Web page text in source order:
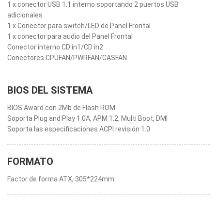
1 x conector USB 1.1 interno soportando 2 puertos USB
adicionales
1 x Conector para switch/LED de Panel Frontal
1 x conector para audio del Panel Frontal
Conector interno CD in1/CD in2
Conectores CPUFAN/PWRFAN/CASFAN
BIOS DEL SISTEMA
BIOS Award con 2Mb de Flash ROM
Soporta Plug and Play 1.0A, APM 1.2, Multi Boot, DMI
Soporta las especificaciones ACPI revisión 1.0
FORMATO
Factor de forma ATX, 305*224mm